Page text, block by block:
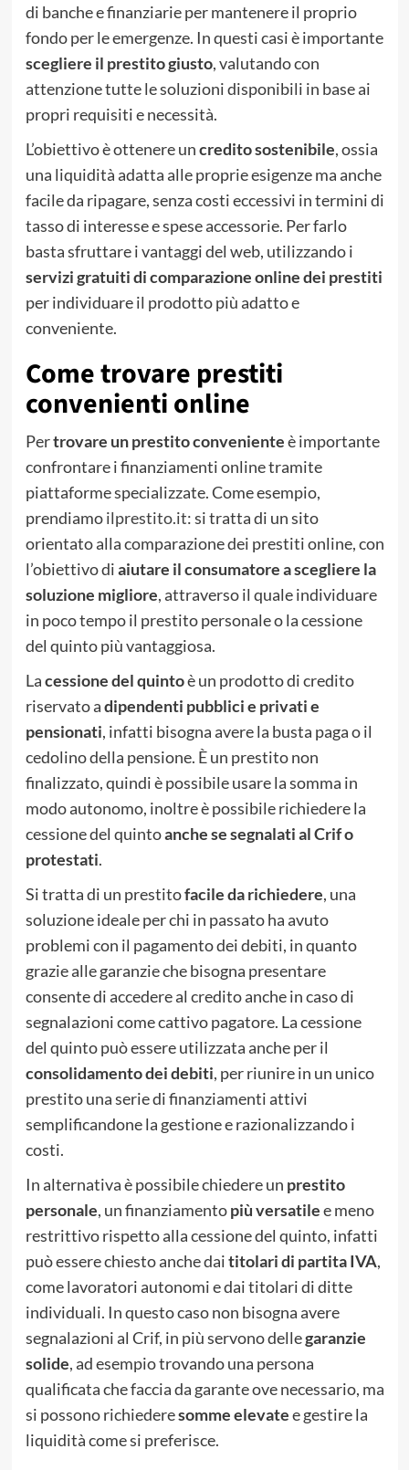
di banche e finanziarie per mantenere il proprio
fondo per le emergenze. In questi casi è importante
scegliere il prestito giusto, valutando con
attenzione tutte le soluzioni disponibili in base ai
propri requisiti e necessità.
L’obiettivo è ottenere uncredito sostenibile, ossia
una liquidità adatta alle proprie esigenze ma anche
facile da ripagare, senza costi eccessivi in termini di
tasso di interesse e spese accessorie. Per farlo
basta sfruttare i vantaggi del web, utilizzando i
servizi gratuiti di comparazione online dei prestiti
per individuare il prodotto più adatto e
conveniente.
Come trovare prestiti
convenienti online
Pertrovare un prestito convenienteè importante
confrontare i finanziamenti online tramite
piattaforme specializzate. Come esempio,
prendiamoilprestito.it: si tratta di un sito
orientato alla comparazione dei prestiti online, con
l’obiettivo diaiutare il consumatore a scegliere la
soluzione migliore, attraverso il quale individuare
in poco tempo il prestito personale o la cessione
del quinto più vantaggiosa.
Lacessione del quintoè un prodotto di credito
riservato adipendenti pubblici e privati e
pensionati, infatti bisogna avere la busta paga o il
cedolino della pensione. È un prestito non
finalizzato, quindi è possibile usare la somma in
modo autonomo, inoltre è possibile richiedere la
cessione del quintoanche se segnalati al Crif o
protestati.
Si tratta di un prestitofacile da richiedere, una
soluzione ideale per chi in passato ha avuto
problemi con il pagamento dei debiti, in quanto
grazie alle garanzie che bisogna presentare
consente di accedere al credito anche in caso di
segnalazioni come cattivo pagatore. La cessione
del quinto può essere utilizzata anche per il
consolidamento dei debiti, per riunire in un unico
prestito una serie di finanziamenti attivi
semplificandone la gestione e razionalizzando i
costi.
In alternativa è possibile chiedere un prestito
personale, un finanziamentopiù versatilee meno
restrittivo rispetto alla cessione del quinto, infatti
può essere chiesto anche daititolari di partita IVA,
come lavoratori autonomi e dai titolari di ditte
individuali. In questo caso non bisogna avere
segnalazioni al Crif, in più servono dellegaranzie
solide, ad esempio trovando una persona
qualificata che faccia da garante ove necessario, ma
si possono richiederesomme elevatee gestire la
liquidità come si preferisce.